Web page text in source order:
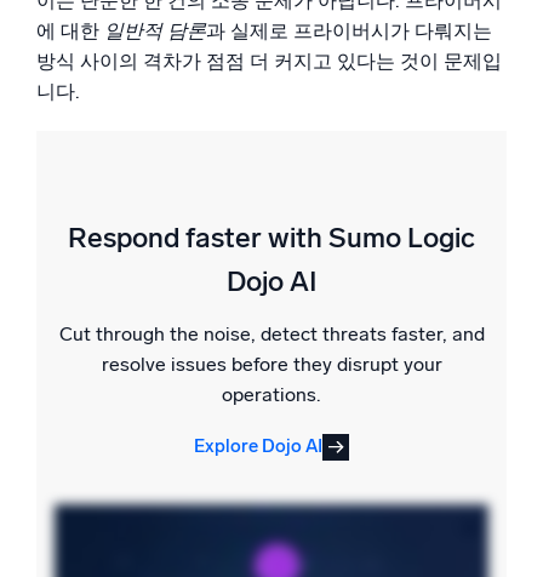
에 대한 일반적 담론과 실제로 프라이버시가 다뤄지는
방식 사이의 격차가 점점 더 커지고 있다는 것이 문제입
니다.
Respond faster with Sumo Logic
Dojo AI
Cut through the noise, detect threats faster, and
resolve issues before they disrupt your
operations.
Explore Dojo AI